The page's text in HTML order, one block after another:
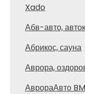
Xado
Абв-авто,
Абрикос, сауна
Аврора,
АврораАвто